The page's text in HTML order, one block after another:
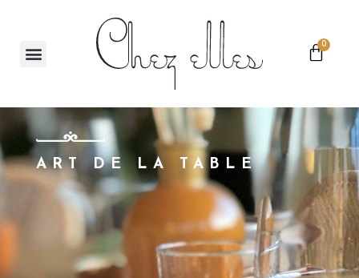
0
ART DE LA TABLE